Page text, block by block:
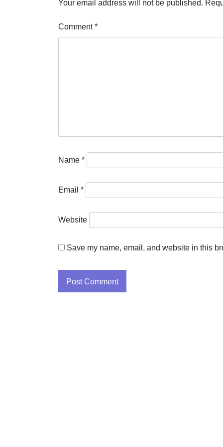
Your email address will not be published.
Comment*
Name *
Email *
Website
Save my name, email, and website in this